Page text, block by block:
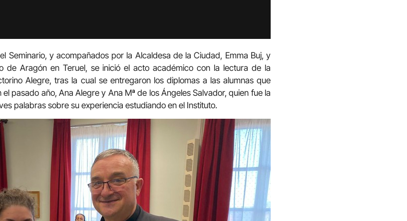
Seminario, y acompañados por la Alcaldesa de la Ciudad, Emma Buj, y
de Aragón en Teruel, se inició el acto académico con la lectura de la
Alegre, tras la cual se entregaron los diplomas a las alumnas que
pasado año, Ana Alegre y Ana Mª de los Ángeles Salvador, quien fue la
palabras sobre su experiencia estudiando en el Instituto.